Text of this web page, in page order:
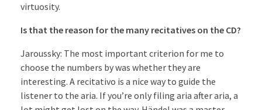
virtuosity.
Is that the reason for the many recitatives on the CD?
Jaroussky: The most important criterion for me to
choose the numbers by was whether they are
interesting. A recitativo is a nice way to guide the
listener to the aria. If you’re only filing aria after aria, a